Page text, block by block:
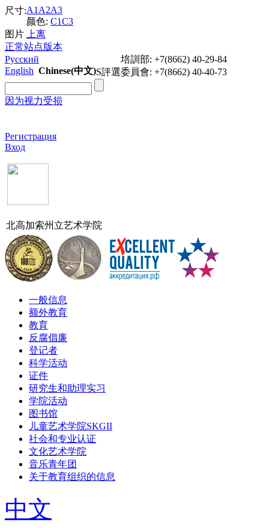
尺寸:A1 A2A3
颜色: C1C3
图片
上离
正常站点版本
Русский
English Chinese(中文)
培訓部: +7(8662) 40-29-84
S評選委員會: +7(8662) 40-40-73
因为视力受损
Регистрация
Вход
北高加索州立艺术学院
一般信息
额外教育
教育
反腐倡廉
登记者
科学活动
证件
研究生和助理实习
学院活动
图书馆
儿童艺术学院SKGII
社会和专业认证
文化艺术学院
音乐青年团
关于教育组织的信息
中文